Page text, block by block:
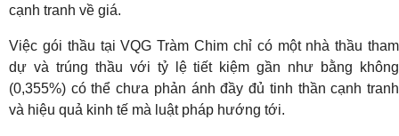
cạnh tranh về giá.
Việc gói thầu tại VQG Tràm Chim chỉ có một nhà thầu tham
dự và trúng thầu với tỷ lệ tiết kiệm gần như bằng không
(0,355%) có thể chưa phản ánh đầy đủ tinh thần cạnh tranh
và hiệu quả kinh tế mà luật pháp hướng tới.